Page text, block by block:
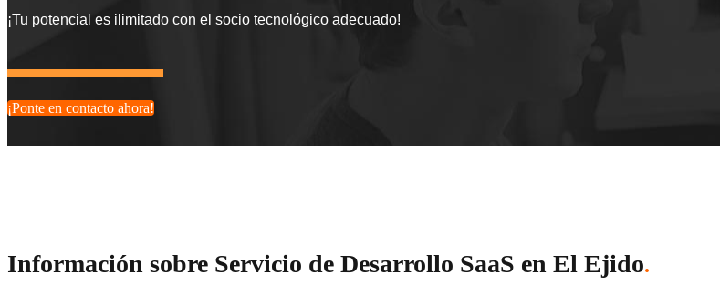
¡Tu potencial es ilimitado con el socio tecnológico adecuado!
¡Ponte en contacto ahora!
Información sobre Servicio de Desarrollo SaaS en El Ejido.